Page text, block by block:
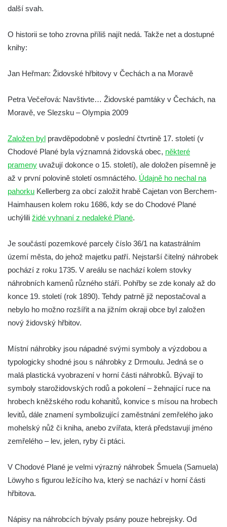
Starý židovský hřbitov Roudnice nad
Nový židovský hřbitov Hořice
Nový židovský hřbitov Chodová Planá
(Kuttenplan)
(Kuttenplan)
Nový židovský hřbitov Údlice (Eidlitz)
Židovský hřbitov Poutnov (Pauten)
Židovský hřbitov Bečov nad Teplou
(Petschau)
(Aussig)
Židovský hřbitov Most – Souš (Brüx)
Židovský hřbitov Drahonice (Drahenz)
Židovský hřbitov Rabštejn nad Střelou
Židovský hřbitov Kynšperk nad Ohří
(Königsberg an der Eger)
Židovský hřbitov Bezdružice (Weseritz)
Židovský hřbitov Karlovy Vary (Karlsbad)
Židovský hřbitov Město Touškov (Stadt
Židovský hřbitov Hluboká nad Vltavou
(Frauenberg)
Židovský hřbitov a synagoga Úštěk
další svah.
O historii se toho zrovna příliš najít nedá. Takže net a dostupné
knihy:
Jan Heřman: Židovské hřbitovy v Čechách a na Moravě
Petra Večeřová: Navštivte… Židovské pamtáky v Čechách, na
Moravě, ve Slezsku – Olympia 2009
Založen byl pravděpodobně v poslední čtvrtině 17. století (v
Chodové Plané byla významná židovská obec, některé
prameny uvažují dokonce o 15. století), ale doložen písemně je
až v první polovině století osmnáctého. Údajně ho nechal na
pahorku Kellerberg za obcí založit hrabě Cajetan von Berchem-
Haimhausen kolem roku 1686, kdy se do Chodové Plané
uchýlili židé vyhnaní z nedaleké Plané.
Je součástí pozemkové parcely číslo 36/1 na katastrálním
území města, do jehož majetku patří. Nejstarší čitelný náhrobek
pochází z roku 1735. V areálu se nachází kolem stovky
náhrobních kamenů různého stáří. Pohřby se zde konaly až do
konce 19. století (rok 1890). Tehdy patrně již nepostačoval a
nebylo ho možno rozšířit a na jižním okraji obce byl založen
nový židovský hřbitov.
Místní náhrobky jsou nápadné svými symboly a výzdobou a
typologicky shodné jsou s náhrobky z Drmoulu. Jedná se o
malá plastická vyobrazení v horní části náhrobků. Bývají to
symboly starožidovských rodů a pokolení – žehnající ruce na
hrobech kněžského rodu kohanitů, konvice s mísou na hrobech
levitů, dále znamení symbolizující zaměstnání zemřelého jako
mohelský nůž či kniha, anebo zvířata, která představují jméno
zemřelého – lev, jelen, ryby či ptáci.
V Chodové Plané je velmi výrazný náhrobek Šmuela (Samuela)
Löwyho s figurou ležícího lva, který se nachází v horní části
hřbitova.
Nápisy na náhrobcích bývaly psány pouze hebrejsky. Od